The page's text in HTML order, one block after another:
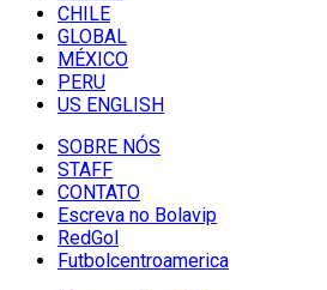
CHILE
GLOBAL
MÉXICO
PERU
US ENGLISH
SOBRE NÓS
STAFF
CONTATO
Escreva no Bolavip
RedGol
Futbolcentroamerica